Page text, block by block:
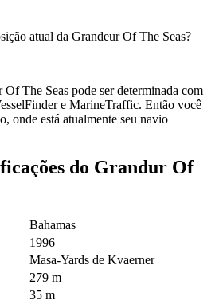
atual da Grandeur Of The Seas?
The Seas pode ser determinada com
e MarineTraffic. Então você
onde está atualmente seu navio
do Grandur Of
Bahamas
1996
Masa-Yards de Kvaerner
279 m
35 m